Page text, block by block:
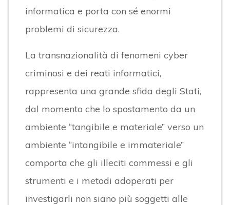
informatica e porta con sé enormi
problemi di sicurezza.
La transnazionalità di fenomeni cyber
criminosi e dei reati informatici,
rappresenta una grande sfida degli Stati,
dal momento che lo spostamento da un
ambiente “tangibile e materiale” verso un
ambiente “intangibile e immateriale”
comporta che gli illeciti commessi e gli
strumenti e i metodi adoperati per
investigarli non siano più soggetti alle